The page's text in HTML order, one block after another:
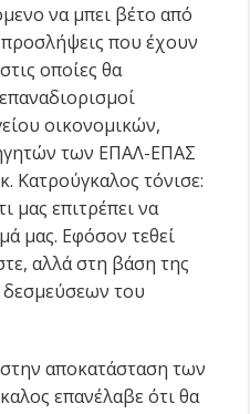
να μπει βέτο από
που έχουν
οποίες θα
οικονομικών,
των ΕΠΑΛ-ΕΠΑΣ
Κατρούγκαλος τόνισε:
μας επιτρέπει να
μας. Εφόσον τεθεί
αλλά στη βάση της
δεσμεύσεων του
αποκατάσταση των
επανέλαβε ότι θα